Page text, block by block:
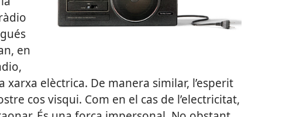
en
xarxa elèctrica. De manera similar, l’esperit
cos visqui. Com en el cas de l’electricitat,